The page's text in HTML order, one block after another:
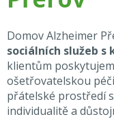
Domov Alzheimer
sociálních služeb s
klientům
ošetřovatelskou
přátelské prostředí
individualitě a